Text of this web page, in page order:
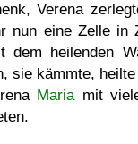
Verena
nun eine Zelle in
heilenden
sie kämmte,
Mariamit